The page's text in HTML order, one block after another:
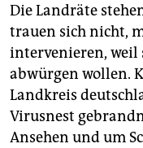
Die Landräte
trauen sich nicht,
intervenieren, weil
abwürgen wollen.
Landkreis
Virusnest
Ansehen und um